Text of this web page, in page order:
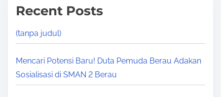
Recent Posts
(tanpa judul)
Mencari Potensi Baru! Duta Pemuda Berau Adakan
Sosialisasi di SMAN 2 Berau